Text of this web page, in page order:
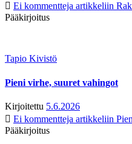
Ei kommentteja artikkeliin
Pääkirjoitus
Tapio Kivistö
Pieni virhe, suuret vahingot
Kirjoitettu 5.6.2026
Ei kommentteja artikkeliin
Pääkirjoitus